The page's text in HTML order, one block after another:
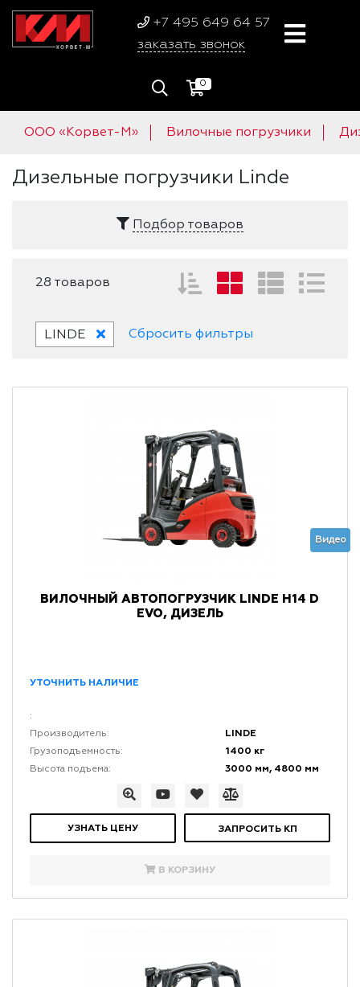
+7 495 649 64 57
заказать звонок
0
ООО «Корвет-М» Вилочные погрузчики
Дизельные погрузчики Linde
Подбор товаров
28 товаров
LINDE Сбросить фильтры
Видео
ВИЛОЧНЫЙ АВТОПОГРУЗЧИК LINDE H14 D
EVO, ДИЗЕЛЬ
УТОЧНИТЬ НАЛИЧИЕ
:
Производитель:
LINDE
Грузоподъемность: 1400 кг
Высота подъема: 3000 мм, 4800 мм
УЗНАТЬ ЦЕНУ ЗАПРОСИТЬ КП
В КОРЗИНУ